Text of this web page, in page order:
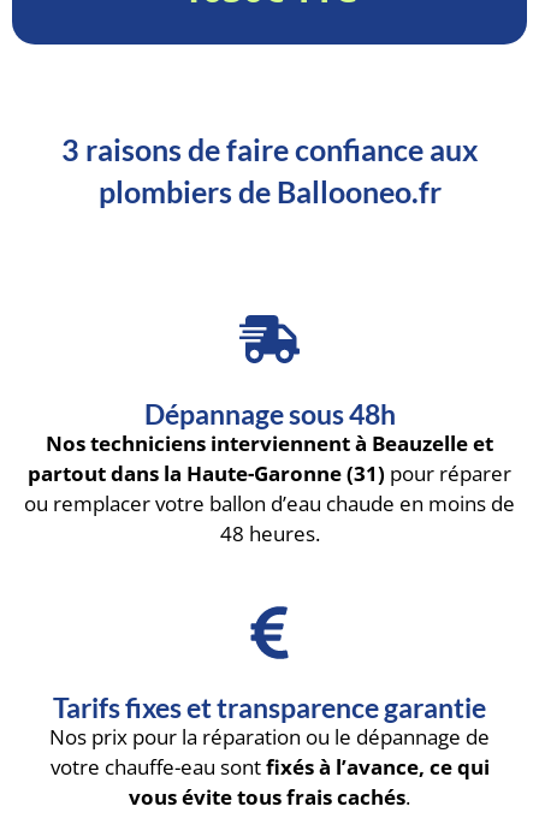
3 raisons de faire confiance aux
plombiers de Ballooneo.fr
Dépannage sous 48h
Nos techniciens interviennent à Beauzelle et
partout dans la Haute-Garonne (31) pour réparer
ou remplacer votre ballon d’eau chaude en moins de
48 heures.
Tarifs fixes et transparence garantie
Nos prix pour la réparation ou le dépannage de
votre chauffe-eau sontfixés à l’avance, ce qui
vous évite tous frais cachés.